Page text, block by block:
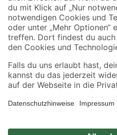
Jetzt die toom-App
Alle Preisangaben in EUR inkl. gesetzl. MwSt..
Umständen nicht in allen Märkten verfügbar. Die
Produkte nur solange der Vorrat reicht.
*Paketversand ab 59 € versandkostenfrei, gilt